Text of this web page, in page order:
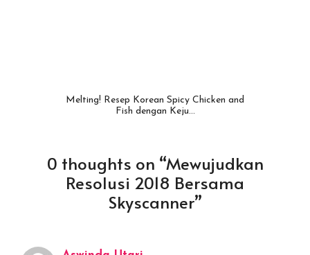
Melting! Resep Korean Spicy Chicken and
Fish dengan Keju…
0 thoughts on “Mewujudkan
Resolusi 2018 Bersama
Skyscanner”